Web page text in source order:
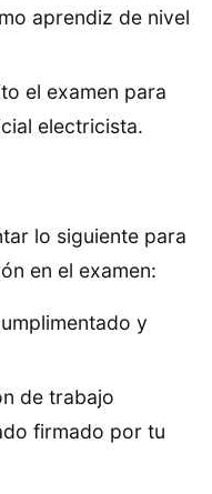
aprendiz de nivel
el examen para
electricista.
lo siguiente para
en el examen:
y
de trabajo
firmado por tu